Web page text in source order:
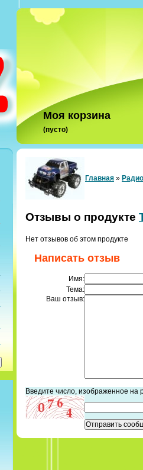
Моя корзина
(пусто)
Главная »
Отзывы о продукте
Нет отзывов об этом продукте
Написать отзыв
Имя:
Тема:
Ваш отзыв:
Введите число, изображенное на